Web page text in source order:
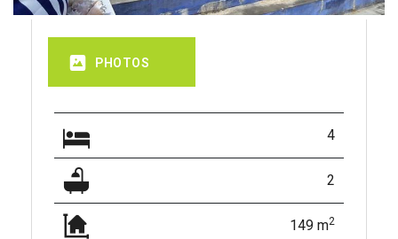
PHOTOS
4
2
149 m2